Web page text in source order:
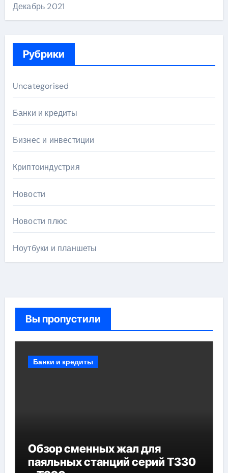
Декабрь 2021
Рубрики
Uncategorised
Банки и кредиты
Бизнес и инвестиции
Криптоиндустрия
Новости
Новости плюс
Ноутбуки и планшеты
Вы пропустили
Банки и кредиты
Обзор сменных жал для
паяльных станций серий T330